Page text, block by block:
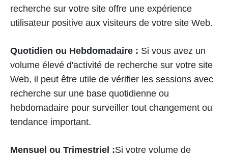
recherche sur votre site offre une expérience
utilisateur positive aux visiteurs de votre site Web.
Quotidien ou Hebdomadaire : Si vous avez un
volume élevé d'activité de recherche sur votre site
Web, il peut être utile de vérifier les sessions avec
recherche sur une base quotidienne ou
hebdomadaire pour surveiller tout changement ou
tendance important.
Mensuel ou Trimestriel :Si votre volume de